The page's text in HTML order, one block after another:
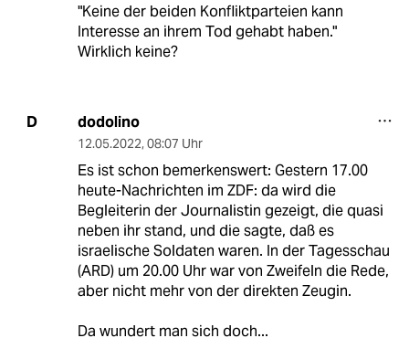
"Keine der beiden Konfliktparteien kann
Interesse an ihrem Tod gehabt haben."
Wirklich keine?
D dodolino
12.05.2022, 08:07 Uhr
Es ist schon bemerkenswert: Gestern 17.00
heute-Nachrichten im ZDF: da wird die
Begleiterin der Journalistin gezeigt, die quasi
neben ihr stand, und die sagte, daß es
israelische Soldaten waren. In der Tagesschau
(ARD) um 20.00 Uhr war von Zweifeln die Rede,
aber nicht mehr von der direkten Zeugin.
Da wundert man sich doch...